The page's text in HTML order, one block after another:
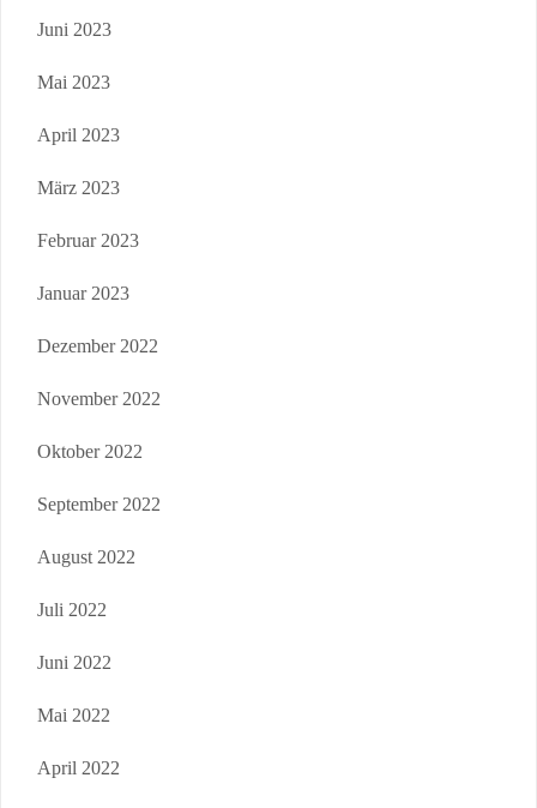
Juni 2023
Mai 2023
April 2023
März 2023
Februar 2023
Januar 2023
Dezember 2022
November 2022
Oktober 2022
September 2022
August 2022
Juli 2022
Juni 2022
Mai 2022
April 2022